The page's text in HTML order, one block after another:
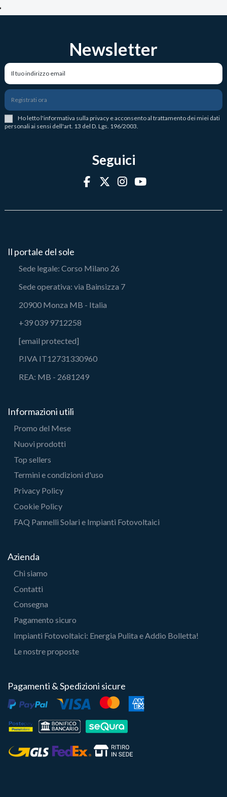
Newsletter
Registrati ora
Ho letto l'informativa sulla privacy e acconsento al trattamento dei miei dati
personali ai sensi dell'art. 13 del D. Lgs. 196/2003.
Seguici
Il portale del sole
Sede legale: Corso Milano 26
Sede operativa: via Bainsizza 7
20900 Monza MB - Italia
+39 039 9712258
[email protected]
P.IVA IT12731330960
REA: MB - 2681249
Informazioni utili
Promo del Mese
Nuovi prodotti
Top sellers
Termini e condizioni d'uso
Privacy Policy
Cookie Policy
FAQ Pannelli Solari e Impianti Fotovoltaici
Azienda
Chi siamo
Contatti
Consegna
Pagamento sicuro
Impianti Fotovoltaici: Energia Pulita e Addio Bolletta!
Le nostre proposte
Pagamenti & Spedizioni sicure